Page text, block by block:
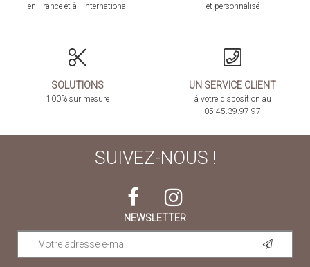
en France et à l'international et personnalisé
SOLUTIONS
100% sur mesure
UN SERVICE CLIENT
à votre disposition au
05.45.39.97.97
SUIVEZ-NOUS !
NEWSLETTER